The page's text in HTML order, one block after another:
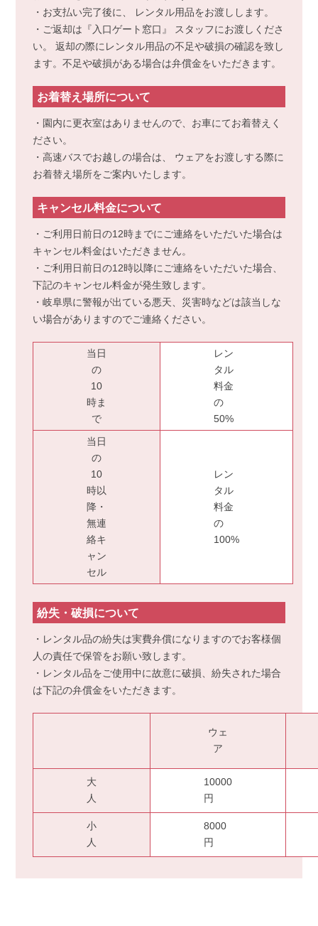
・お支払い完了後に、 レンタル用品をお渡しします。
・ご返却は『入口ゲート窓口』 スタッフにお渡しくださ
い。 返却の際にレンタル用品の不足や破損の確認を致し
ます。不足や破損がある場合は弁償金をいただきます。
お着替え場所について
・園内に更衣室はありませんので、お車にてお着替えく
ださい。
・高速バスでお越しの場合は、 ウェアをお渡しする際に
お着替え場所をご案内いたします。
キャンセル料金について
・ご利用日前日の12時までにご連絡をいただいた場合は
キャンセル料金はいただきません。
・ご利用日前日の12時以降にご連絡をいただいた場合、
下記のキャンセル料金が発生致します。
・岐阜県に警報が出ている悪天、災害時などは該当しな
い場合がありますのでご連絡ください。
当日
の
10
時ま
で
レン
タル
料金
の
50%
当日
の
10
時以
降・
無連
絡キ
ャン
セル
レン
タル
料金
の
100%
紛失・破損について
・レンタル品の紛失は実費弁償になりますのでお客様個
人の責任で保管をお願い致します。
・レンタル品をご使用中に故意に破損、紛失された場合
は下記の弁償金をいただきます。
ウェ
ア
大
人
10000
円
小
人
8000
円